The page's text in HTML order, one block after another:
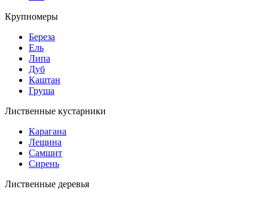
Крупномеры
Береза
Ель
Липа
Дуб
Каштан
Груша
Лиственные кустарники
Карагана
Лещина
Самшит
Сирень
Лиственные деревья